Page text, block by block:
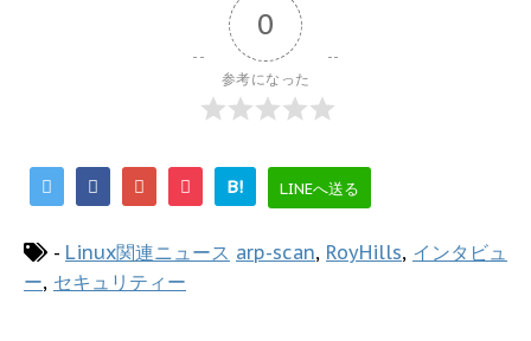
0
参考になった
B! LINEへ送る
- Linux関連ニュース arp-scan, RoyHills, インタビュ
ー, セキュリティー